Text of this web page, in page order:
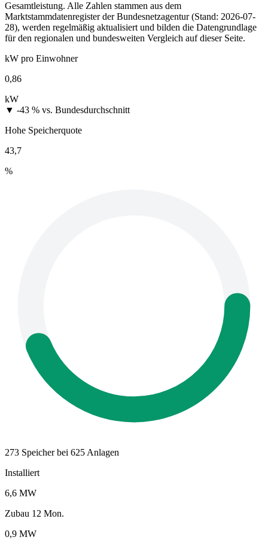
Gesamtleistung. Alle Zahlen stammen aus dem
Marktstammdatenregister der Bundesnetzagentur (Stand: 2026-07-
28), werden regelmäßig aktualisiert und bilden die Datengrundlage
für den regionalen und bundesweiten Vergleich auf dieser Seite.
kW pro Einwohner
0,86
kW
▼ -43 % vs. Bundesdurchschnitt
Hohe Speicherquote
43,7
%
273 Speicher bei 625 Anlagen
Installiert
6,6 MW
Zubau 12 Mon.
0,9 MW